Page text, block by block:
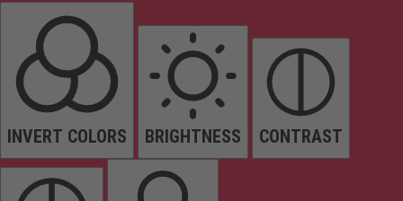
INVERT COLORS BRIGHTNESS CONTRAST